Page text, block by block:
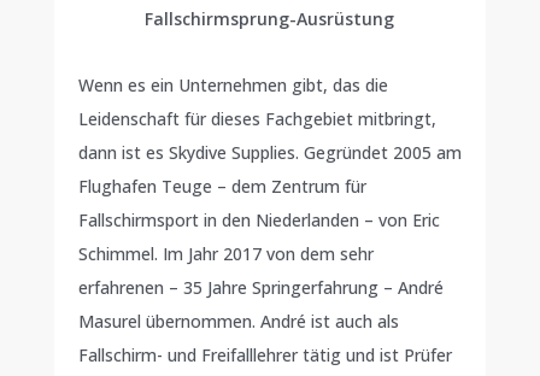
Fallschirmsprung-Ausrüstung
Wenn es ein Unternehmen gibt, das die
Leidenschaft für dieses Fachgebiet mitbringt,
dann ist es Skydive Supplies. Gegründet 2005 am
Flughafen Teuge – dem Zentrum für
Fallschirmsport in den Niederlanden – von Eric
Schimmel. Im Jahr 2017 von dem sehr
erfahrenen – 35 Jahre Springerfahrung – André
Masurel übernommen. André ist auch als
Fallschirm- und Freifalllehrer tätig und ist Prüfer